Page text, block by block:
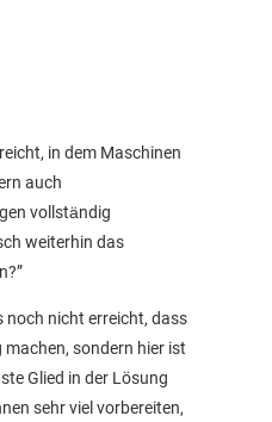
in dem Maschinen
auch
vollständig
weiterhin das
noch nicht erreicht, dass
sondern hier ist
Glied in der Lösung
sehr viel vorbereiten,